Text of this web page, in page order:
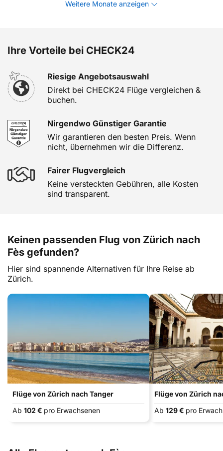
Weitere Monate anzeigen
Ihre Vorteile bei CHECK24
Riesige Angebotsauswahl
Direkt bei CHECK24 Flüge vergleichen &
buchen.
Nirgendwo Günstiger Garantie
Wir garantieren den besten Preis. Wenn
nicht, übernehmen wir die Differenz.
Fairer Flugvergleich
Keine versteckten Gebühren, alle Kosten
sind transparent.
Keinen passenden Flug von Zürich nach
Fès gefunden?
Hier sind spannende Alternativen für Ihre Reise ab
Zürich.
Flüge von Zürich nach Tanger
Ab 102 € pro Erwachsenen
Flüge von Zürich
Ab 129 € pro